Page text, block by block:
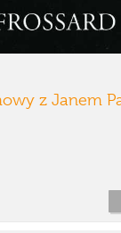
z Janem